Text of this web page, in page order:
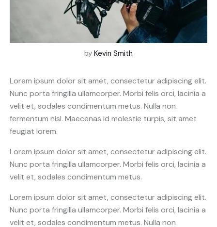
by Kevin Smith
Lorem ipsum dolor sit amet, consectetur adipiscing elit.
Nunc porta fringilla ullamcorper. Morbi felis orci, lacinia a
velit et, sodales condimentum metus. Nulla non
fermentum nisl. Maecenas id molestie turpis, sit amet
feugiat lorem.
Lorem ipsum dolor sit amet, consectetur adipiscing elit.
Nunc porta fringilla ullamcorper. Morbi felis orci, lacinia a
velit et, sodales condimentum metus.
Lorem ipsum dolor sit amet, consectetur adipiscing elit.
Nunc porta fringilla ullamcorper. Morbi felis orci, lacinia a
velit et, sodales condimentum metus. Nulla non